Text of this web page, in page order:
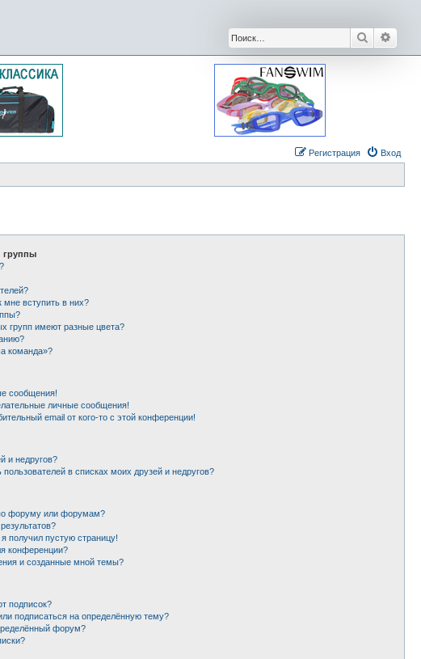
Поиск
Вход
Регистрация
группы
мне вступить в них?
групп имеют разные цвета?
команда»?
сообщения!
личные сообщения!
email от кого-то с этой конференции!
и недругов?
в списках моих друзей и недругов?
форуму или форумам?
получил пустую страницу!
конференции?
и созданные мной темы?
подписок?
подписаться на определённую тему?
форум?